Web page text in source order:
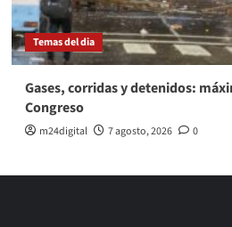
Temas del dia
Gases, corridas y detenidos:
Congreso
m24digital 7 agosto, 2026 0